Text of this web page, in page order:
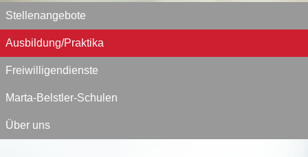
Stellenangebote
Ausbildung/Praktika
Freiwilligendienste
Marta-Belstler-Schulen
Über uns